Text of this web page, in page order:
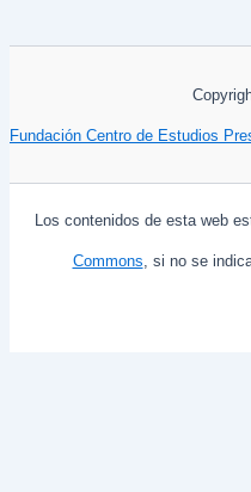
Fundación Centro de Estudios
Los contenidos de esta web
Commons, si no se